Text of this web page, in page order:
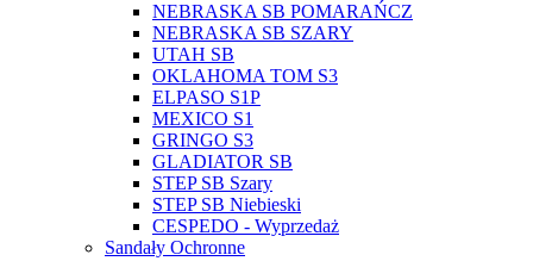
NEBRASKA SB POMARAŃCZ
NEBRASKA SB SZARY
UTAH SB
OKLAHOMA TOM S3
ELPASO S1P
MEXICO S1
GRINGO S3
GLADIATOR SB
STEP SB Szary
STEP SB Niebieski
CESPEDO - Wyprzedaż
Sandały Ochronne